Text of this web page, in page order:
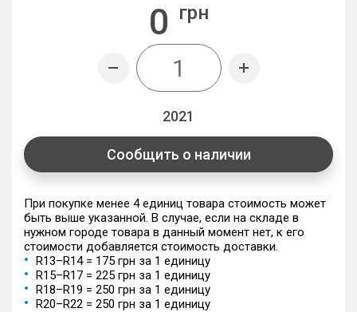
0 грн
2021
Сообщить о наличии
При покупке менее 4 единиц товара стоимость может
быть выше указанной. В случае, если на складе в
нужном городе товара в данный момент нет, к его
стоимости добавляется стоимость доставки.
R13–R14 = 175 грн за 1 единицу
R15–R17 = 225 грн за 1 единицу
R18–R19 = 250 грн за 1 единицу
R20–R22 = 250 грн за 1 единицу